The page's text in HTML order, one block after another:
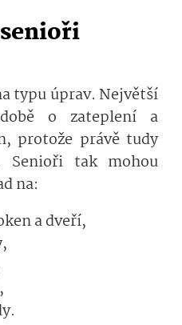
typu úprav. Největší
o zateplení a
protože právě tudy
Senioři tak mohou
na:
a dveří,